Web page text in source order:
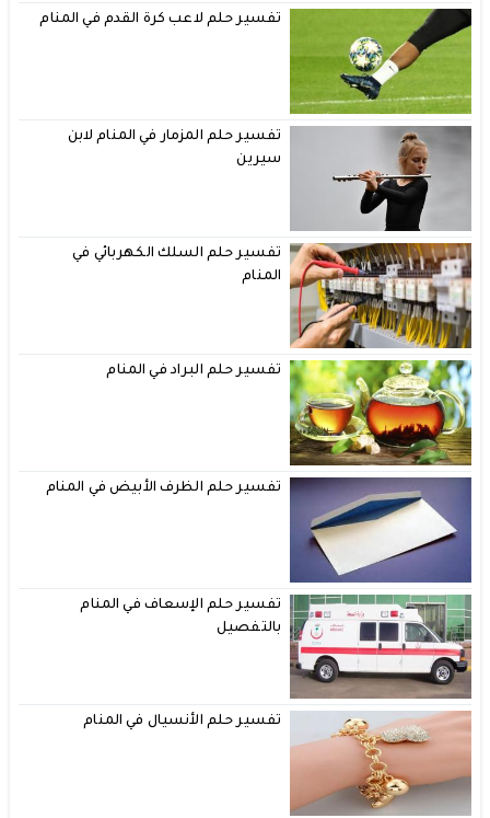
تفسير حلم لاعب كرة القدم في المنام
تفسير حلم المزمار في المنام لابن
سيرين
تفسير حلم السلك الكهربائي في
المنام
تفسير حلم البراد في المنام
تفسير حلم الظرف الأبيض في المنام
تفسير حلم الإسعاف في المنام
بالتفصيل
تفسير حلم الأنسيال في المنام